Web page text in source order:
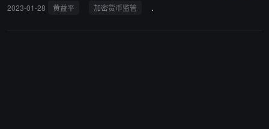
2023-01-28 黄益平 加密货币监管